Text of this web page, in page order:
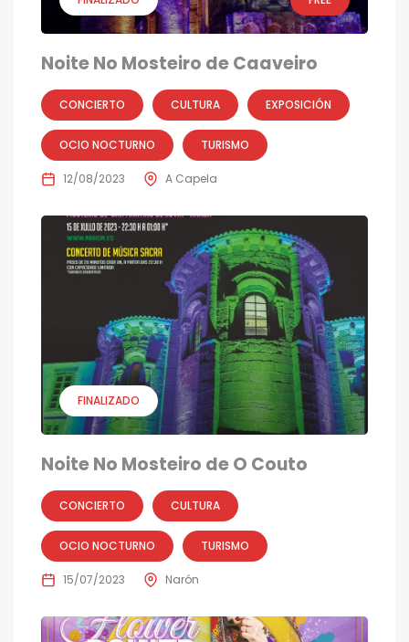
Noite No Mosteiro de Caaveiro
CONCIERTO CULTURA EXPOSICIÓN
OCIO NOCTURNO TURISMO
12/08/2023 A Capela
FINALIZADO
Noite No Mosteiro de O Couto
CONCIERTO CULTURA
OCIO NOCTURNO TURISMO
15/07/2023 Narón